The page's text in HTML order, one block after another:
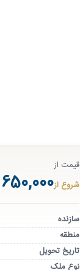
قیمت از
شروع از650,000 درهم
سازنده
منطقه
تاریخ تحویل
نوع ملک